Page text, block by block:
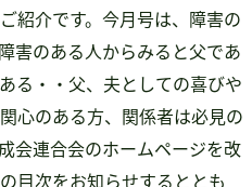
紹介です。今月号は、障害の
害のある人からみると父であ
る・・父、夫としての喜びや
心のある方、関係者は必見の
会連合会のホームページを改
目次をお知らせするととも